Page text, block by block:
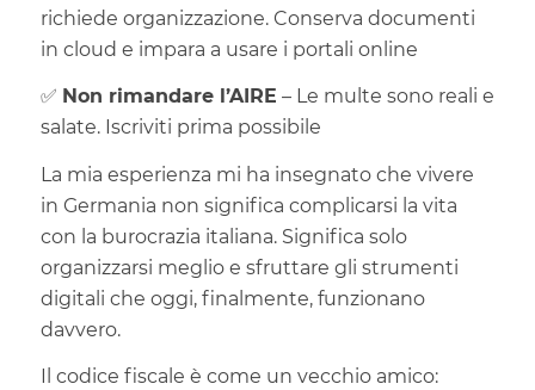
richiede organizzazione. Conserva documenti
in cloud e impara a usare i portali online
✅ Non rimandare l’AIRE – Le multe sono reali e
salate. Iscriviti prima possibile
La mia esperienza mi ha insegnato che vivere
in Germania non significa complicarsi la vita
con la burocrazia italiana. Significa solo
organizzarsi meglio e sfruttare gli strumenti
digitali che oggi, finalmente, funzionano
davvero.
Il codice fiscale è come un vecchio amico: